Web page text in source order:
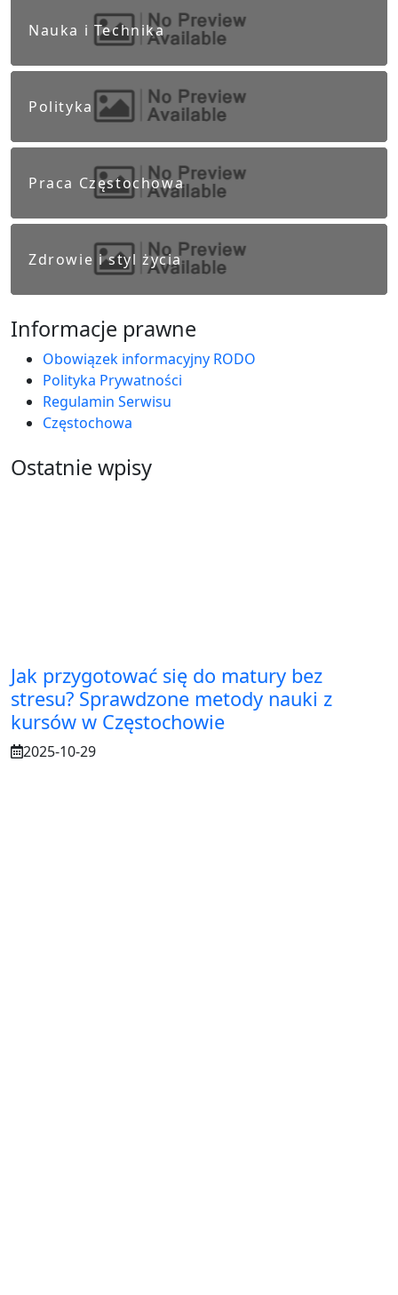
Nauka i Technika
Polityka
Praca Częstochowa
Zdrowie i styl życia
Informacje prawne
Obowiązek informacyjny RODO
Polityka Prywatności
Regulamin Serwisu
Częstochowa
Ostatnie wpisy
Jak przygotować się do matury bez
stresu? Sprawdzone metody nauki z
kursów w Częstochowie
2025-10-29